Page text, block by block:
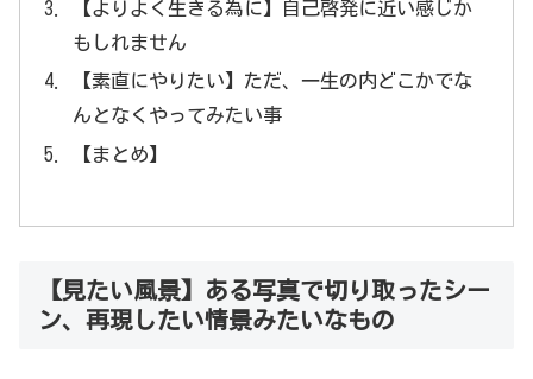
【よりよく生きる為に】自己啓発に近い感じか
もしれません
【素直にやりたい】ただ、一生の内どこかでな
んとなくやってみたい事
【まとめ】
【見たい風景】ある写真で切り取ったシー
ン、再現したい情景みたいなもの